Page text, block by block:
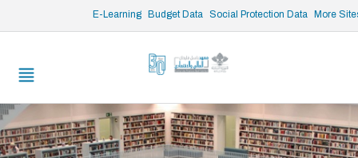
E-Learning Budget Data Social Protection Data More
/* opened search */